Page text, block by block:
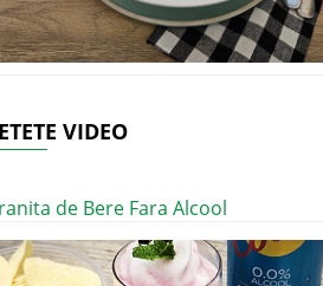
VIDEO
de Bere Fara Alcool